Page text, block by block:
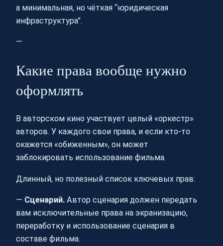
а минимальная, но чёткая “юридическая
инфраструктура”.
—
Какие права вообще нужно
оформлять
В авторском кино участвует целый «оркестр»
авторов. У каждого свои права, и если кто‑то
окажется «обиженным», он может
заблокировать использование фильма.
Длинный, но полезный список ключевых прав:
— Сценарий. Автор сценария должен передать
вам исключительные права на экранизацию,
переработку и использование сценария в
составе фильма.